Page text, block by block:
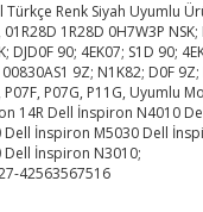
Türkçe Renk Siyah Uyumlu
01R28D 1R28D 0H7W3P NSK;
DJD0F 90; 4EK07; S1D 90;
9Z; N1K82; D0F
P07F, P07G, P11G, Uyumlu
14R Dell İnspiron N4010
İnspiron M5030 Dell
İnspiron N3010;
42563567516